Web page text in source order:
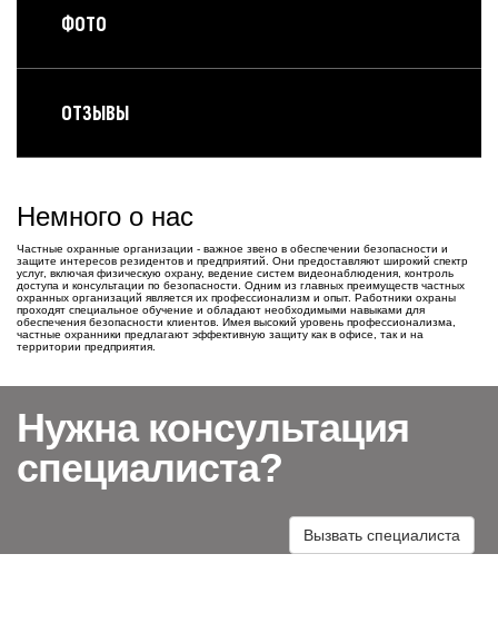
ФОТО
ОТЗЫВЫ
Немного о нас
Частные охранные организации - важное звено в обеспечении безопасности и
защите интересов резидентов и предприятий. Они предоставляют широкий спектр
услуг, включая физическую охрану, ведение систем видеонаблюдения, контроль
доступа и консультации по безопасности. Одним из главных преимуществ частных
охранных организаций является их профессионализм и опыт. Работники охраны
проходят специальное обучение и обладают необходимыми навыками для
обеспечения безопасности клиентов. Имея высокий уровень профессионализма,
частные охранники предлагают эффективную защиту как в офисе, так и на
территории предприятия.
Нужна консультация
специалиста?
Вызвать специалиста